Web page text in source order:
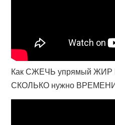
Как СЖЕЧЬ упрямый
СКОЛЬКО нужно